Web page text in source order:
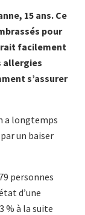
15 ans. Ce
pour
facilement
allergies
s’assurer
a longtemps
un baiser
personnes
d’une
% à la suite